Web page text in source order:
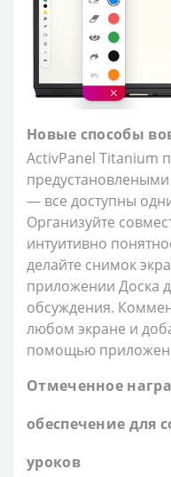
Новые способы
ActivPanel Titanium
— все доступны
Организуйте
интуитивно
делайте снимок
приложении Доска
обсуждения.
любом экране и
помощью
Отмеченное
обеспечение для
уроков